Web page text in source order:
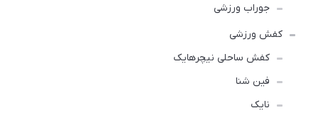
جوراب ورزشی
کفش ورزشی
كفش ساحلی نیچرهایک
فین شنا
نایک